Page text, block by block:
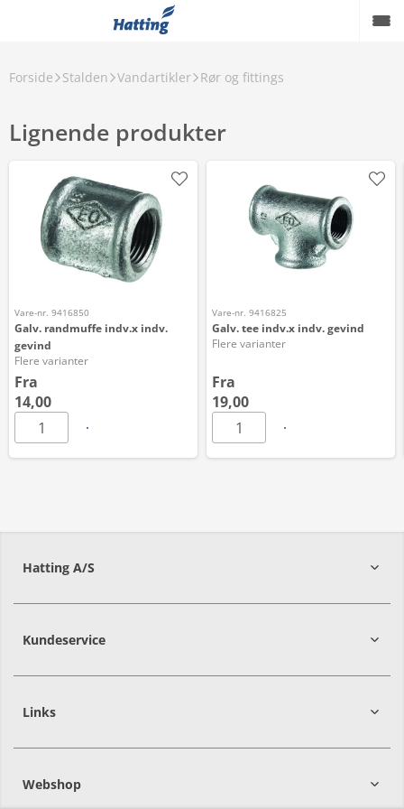
Forside Stalden Vandartikler Rør og fittings
Lignende produkter
Vare-nr. 9416850
Galv. randmuffe indv.x indv.
gevind
Flere varianter
Fra
14,00
Vare-nr. 9416825
Galv. tee indv.x indv. gevind
Flere varianter
Fra
19,00
Hatting A/S
8700Horsens
Kundeservice
Links
Webshop